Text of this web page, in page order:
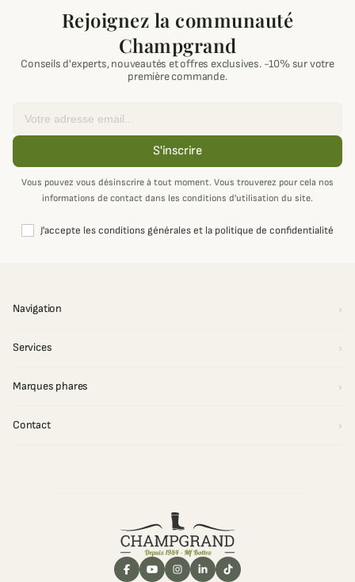
Rejoignez la communauté
Champgrand
Conseils d'experts, nouveautés et offres exclusives. -10% sur votre
première commande.
S'inscrire
Vous pouvez vous désinscrire à tout moment. Vous trouverez pour cela nos
informations de contact dans les conditions d'utilisation du site.
J'accepte les conditions générales et la politique de confidentialité
Navigation
Services
Marques phares
Contact